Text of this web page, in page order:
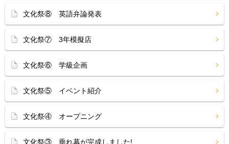
文化祭⑧ 英語弁論発表
文化祭⑦ 3年模擬店
文化祭⑥ 学級企画
文化祭⑤ イベント紹介
文化祭④ オープニング
文化祭③ 垂れ幕が完成しました!